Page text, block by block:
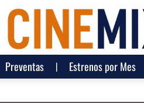
Preventas Estrenos por Mes